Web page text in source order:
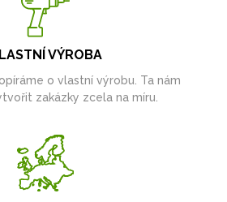
VÝROBA
o vlastní výrobu. Ta nám
zakázky zcela na míru.